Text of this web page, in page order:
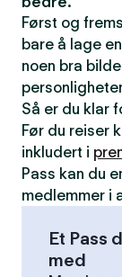
Først og
bare å lage en
noen bra
Så er du klar
Før du reiser
inkludert i
Pass kan du
medlemmer i
Et Pass
med